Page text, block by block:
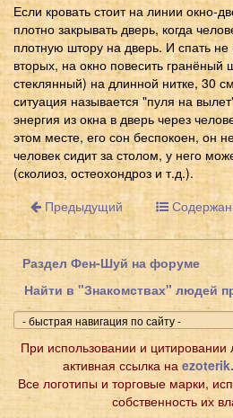
Если кровать стоит на линии окно-
плотно закрывать дверь, когда
плотную штору на дверь. И спать
вторых, на окно повесить гранёный
стеклянный) на длинной нитке, 30
ситуация называется "пуля на
энергия из окна в дверь через
этом месте, его сон беспокоен, он
человек сидит за столом, у него
(сколиоз, остеохондроз и т.д.).
Предыдущий
Раздел Фен-Шуй на форуме
Найти в "Знакомствах" людей
При использовании и
активная ссылка на
Все логотипы и торговые марки,
собственность их